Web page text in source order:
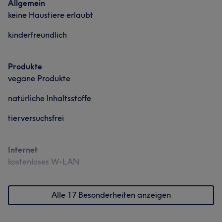
Allgemein
keine Haustiere erlaubt
kinderfreundlich
Produkte
vegane Produkte
natürliche Inhaltsstoffe
tierversuchsfrei
Internet
kostenloses W-LAN
Alle 17 Besonderheiten anzeigen